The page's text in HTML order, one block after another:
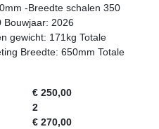
-Breedte schalen 350
Bouwjaar: 2026
gewicht: 171kg Totale
Breedte: 650mm Totale
€ 250,00
2
€ 270,00